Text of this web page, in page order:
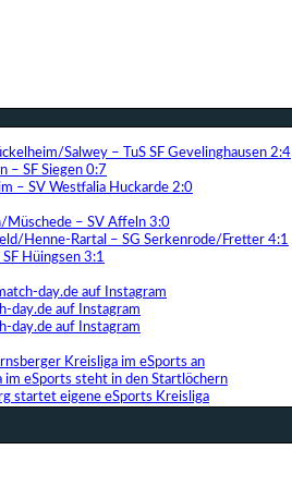
Salwey – TuS SF Gevelinghausen 2:4
– SF Siegen 0:7
– SV Westfalia Huckarde 2:0
Müschede – SV Affeln 3:0
Henne-Rartal – SG Serkenrode/Fretter 4:1
Hüingsen 3:1
day.de auf Instagram
day.de auf Instagram
day.de auf Instagram
Kreisliga im eSports an
im eSports steht in den Startlöchern
startet eigene eSports Kreisliga